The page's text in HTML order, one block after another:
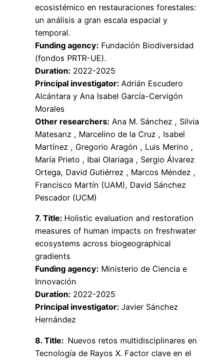
ecosistémico en restauraciones forestales:
un análisis a gran escala espacial y
temporal.
Funding agency: Fundación Biodiversidad
(fondos PRTR-UE).
Duration: 2022-2025
Principal investigator: Adrián Escudero
Alcántara y Ana Isabel García-Cervigón
Morales
Other researchers: Ana M. Sánchez , Silvia
Matesanz , Marcelino de la Cruz , Isabel
Martínez , Gregorio Aragón , Luis Merino ,
María Prieto , Ibai Olariaga , Sergio Álvarez
Ortega, David Gutiérrez , Marcos Méndez ,
Francisco Martín (UAM), David Sánchez
Pescador (UCM)
7. Title: Holistic evaluation and restoration
measures of human impacts on freshwater
ecosystems across biogeographical
gradients
Funding agency: Ministerio de Ciencia e
Innovación
Duration: 2022-2025
Principal investigator: Javier Sánchez
Hernández
8. Title: Nuevos retos multidisciplinares en
Tecnología de Rayos X. Factor clave en el